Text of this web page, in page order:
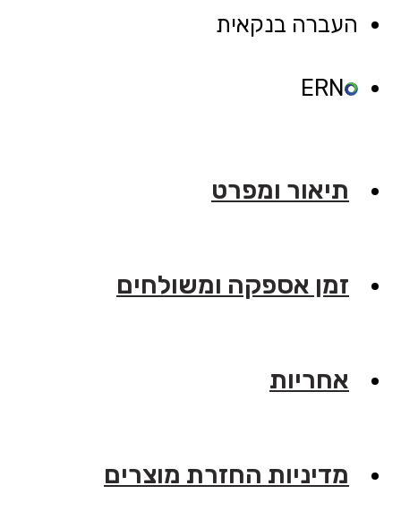
העברה בנקאית
ERN
תיאור ומפרט
זמן אספקה ומשולחים
אחריות
מדיניות החזרת מוצרים